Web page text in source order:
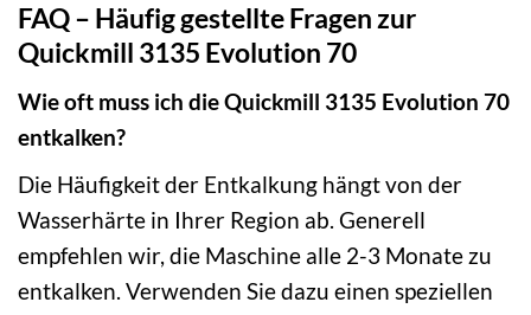
FAQ – Häufig gestellte Fragen zur
Quickmill 3135 Evolution 70
Wie oft muss ich die Quickmill 3135 Evolution 70
entkalken?
Die Häufigkeit der Entkalkung hängt von der
Wasserhärte in Ihrer Region ab. Generell
empfehlen wir, die Maschine alle 2-3 Monate zu
entkalken. Verwenden Sie dazu einen speziellen